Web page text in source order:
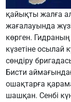
қайықты жалға
жағалауында
көрген.
күзетіне осылай
сөндіру
Бисти
ошақтарға
шашқан. Сенбі